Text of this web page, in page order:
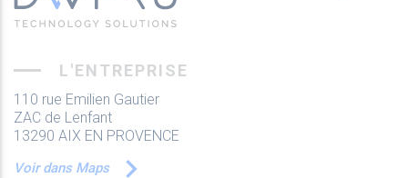
L'ENTREPRISE
110 rue Emilien Gautier
ZAC de Lenfant
13290 AIX EN PROVENCE
Voir dans Maps